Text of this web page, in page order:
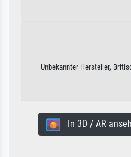
Unbekannter Hersteller,
In 3D / AR